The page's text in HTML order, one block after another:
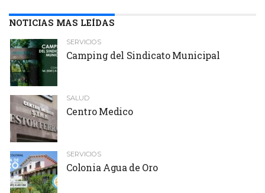
NOTICIAS MAS LEÍDAS
SERVICIOS
Camping del Sindicato Municipal
SALUD
Centro Medico
SERVICIOS
Colonia Agua de Oro